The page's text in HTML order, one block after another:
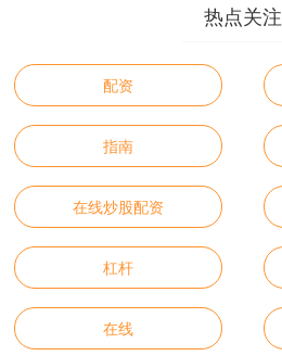
热点关注
配资
指南
在线炒股配资
杠杆
在线